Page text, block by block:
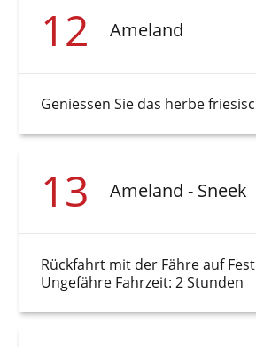
12 Ameland
Geniessen Sie das herbe
13 Ameland - Sneek
Rückfahrt mit der Fähre auf
Ungefähre Fahrzeit: 2 Stunden